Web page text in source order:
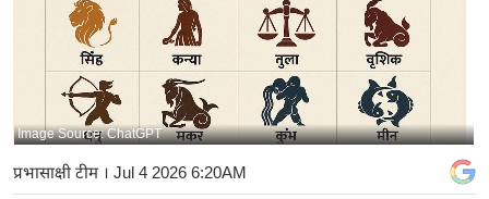
बि
ज़
ने
Image Source: ChatGPT
प्रभासाक्षी टीम। Jul 4 2026 6:20AM